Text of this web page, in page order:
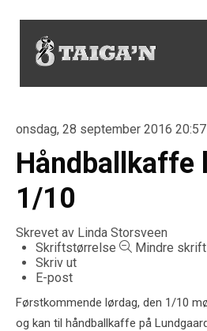
onsdag, 28 september 2016 20:57
Håndballkaffe
1/10
Skrevet av Linda Storsveen
Skriftstørrelse
Mindre skrift
Skriv ut
E-post
Førstkommende lørdag, den 1/10
og kan til håndballkaffe på